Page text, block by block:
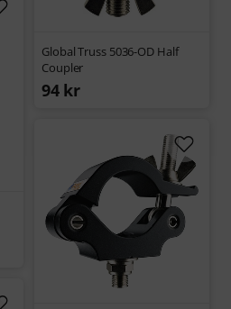
Global Truss 5036-OD Half
Coupler
94 kr